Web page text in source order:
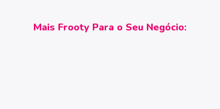
Mais Frooty Para o Seu Negócio: